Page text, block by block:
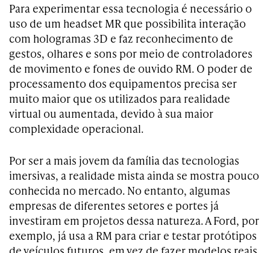
Para experimentar essa tecnologia é necessário o
uso de um headset MR que possibilita interação
com hologramas 3D e faz reconhecimento de
gestos, olhares e sons por meio de controladores
de movimento e fones de ouvido RM. O poder de
processamento dos equipamentos precisa ser
muito maior que os utilizados para realidade
virtual ou aumentada, devido à sua maior
complexidade operacional.
Por ser a mais jovem da família das tecnologias
imersivas, a realidade mista ainda se mostra pouco
conhecida no mercado. No entanto, algumas
empresas de diferentes setores e portes já
investiram em projetos dessa natureza. A Ford, por
exemplo, já usa a RM para criar e testar protótipos